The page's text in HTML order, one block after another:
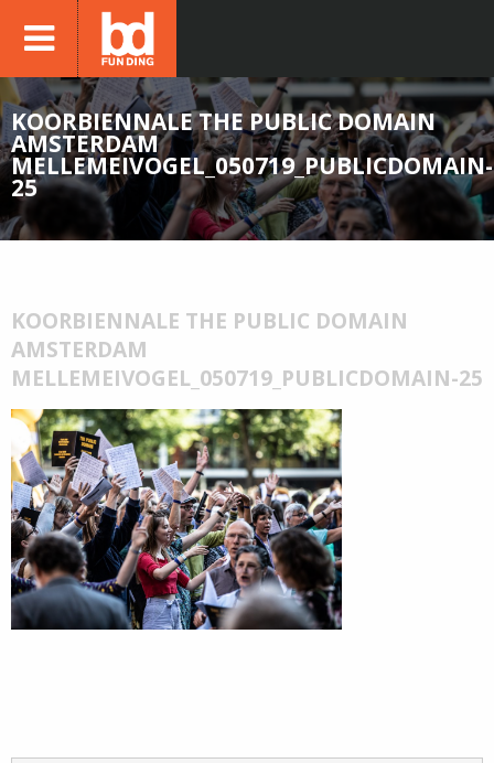
KOORBIENNALE THE PUBLIC DOMAIN
AMSTERDAM
MELLEMEIVOGEL_050719_PUBLICDOMAIN-
25
KOORBIENNALE THE PUBLIC DOMAIN
AMSTERDAM
MELLEMEIVOGEL_050719_PUBLICDOMAIN-25